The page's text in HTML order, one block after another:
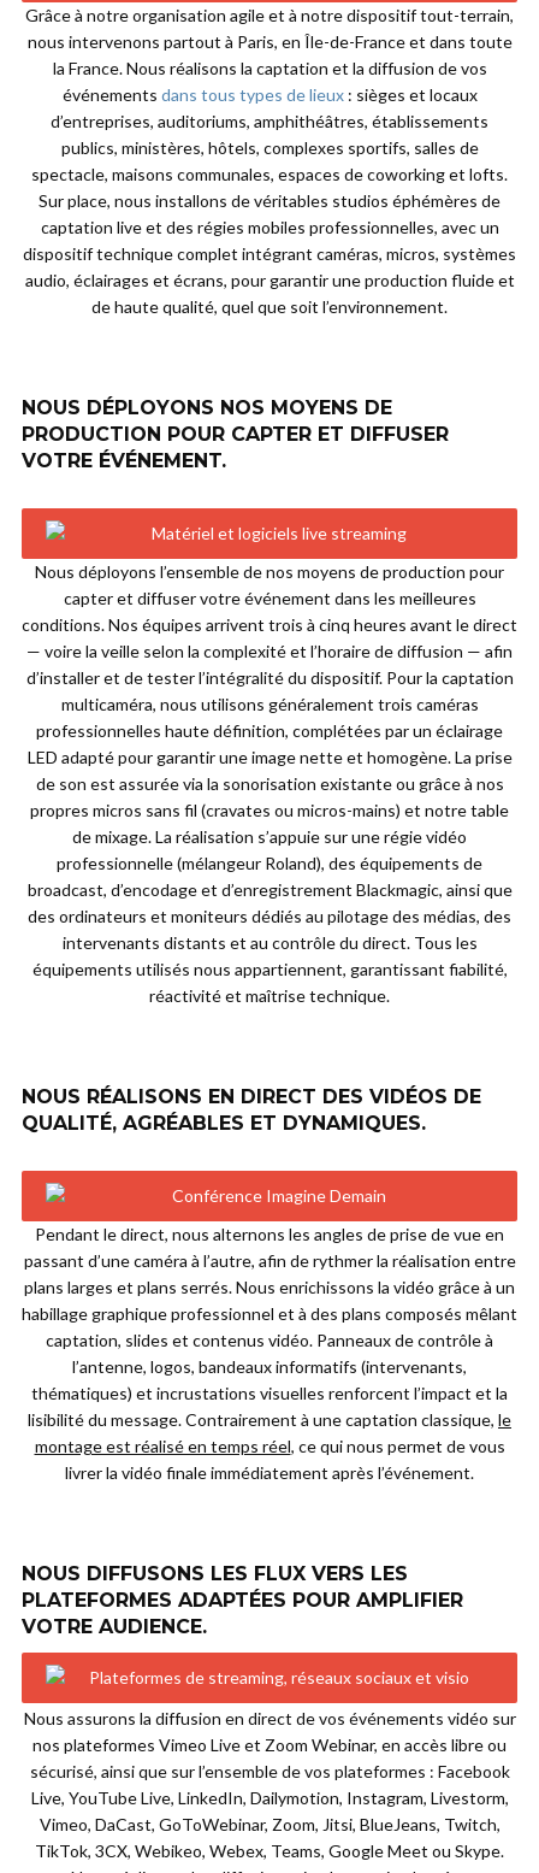
Grâce à notre organisation agile et à notre dispositif tout-terrain,
nous intervenons partout à Paris, en Île-de-France et dans toute
la France. Nous réalisons la captation et la diffusion de vos
événements dans tous types de lieux: sièges et locaux
d’entreprises, auditoriums, amphithéâtres, établissements
publics, ministères, hôtels, complexes sportifs, salles de
spectacle, maisons communales, espaces de coworking et lofts.
Sur place, nous installons de véritables studios éphémères de
captation live et des régies mobiles professionnelles, avec un
dispositif technique complet intégrant caméras, micros, systèmes
audio, éclairages et écrans, pour garantir une production fluide et
de haute qualité, quel que soit l’environnement.
NOUS DÉPLOYONS NOS MOYENS DE
PRODUCTION POUR CAPTER ET DIFFUSER
VOTRE ÉVÉNEMENT.
Nous déployons l’ensemble de nos moyens de production pour
capter et diffuser votre événement dans les meilleures
conditions. Nos équipes arrivent trois à cinq heures avant le direct
— voire la veille selon la complexité et l’horaire de diffusion — afin
d’installer et de tester l’intégralité du dispositif. Pour la captation
multicaméra, nous utilisons généralement trois caméras
professionnelles haute définition, complétées par un éclairage
LED adapté pour garantir une image nette et homogène. La prise
de son est assurée via la sonorisation existante ou grâce à nos
propres micros sans fil (cravates ou micros-mains) et notre table
de mixage. La réalisation s’appuie sur une régie vidéo
professionnelle (mélangeur Roland), des équipements de
broadcast, d’encodage et d’enregistrement Blackmagic, ainsi que
des ordinateurs et moniteurs dédiés au pilotage des médias, des
intervenants distants et au contrôle du direct. Tous les
équipements utilisés nous appartiennent, garantissant fiabilité,
réactivité et maîtrise technique.
NOUS RÉALISONS EN DIRECT DES VIDÉOS DE
QUALITÉ, AGRÉABLES ET DYNAMIQUES.
Pendant le direct, nous alternons les angles de prise de vue en
passant d’une caméra à l’autre, afin de rythmer la réalisation entre
plans larges et plans serrés. Nous enrichissons la vidéo grâce à un
habillage graphique professionnel et à des plans composés mêlant
captation, slides et contenus vidéo. Panneaux de contrôle à
l’antenne, logos, bandeaux informatifs (intervenants,
thématiques) et incrustations visuelles renforcent l’impact et la
lisibilité du message. Contrairement à une captation classique, le
montage est réalisé en temps réel, ce qui nous permet de vous
livrer la vidéo finale immédiatement après l’événement.
NOUS DIFFUSONS LES FLUX VERS LES
PLATEFORMES ADAPTÉES POUR AMPLIFIER
VOTRE AUDIENCE.
Nous assurons la diffusion en direct de vos événements vidéo sur
nos plateformes Vimeo Live et Zoom Webinar, en accès libre ou
sécurisé, ainsi que sur l’ensemble de vos plateformes : Facebook
Live, YouTube Live, LinkedIn, Dailymotion, Instagram, Livestorm,
Vimeo, DaCast, GoToWebinar, Zoom, Jitsi, BlueJeans, Twitch,
TikTok, 3CX, Webikeo, Webex, Teams, Google Meet ou Skype.